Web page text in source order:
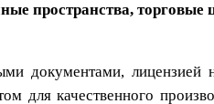
пространства,
документами, лицензией
качественного